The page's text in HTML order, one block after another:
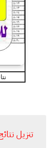
تنزيل